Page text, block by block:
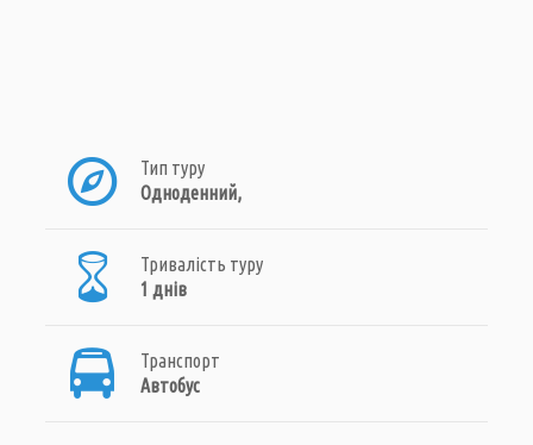
Тип туру
Одноденний,
Тривалість туру
1 днів
Транспорт
Автобус